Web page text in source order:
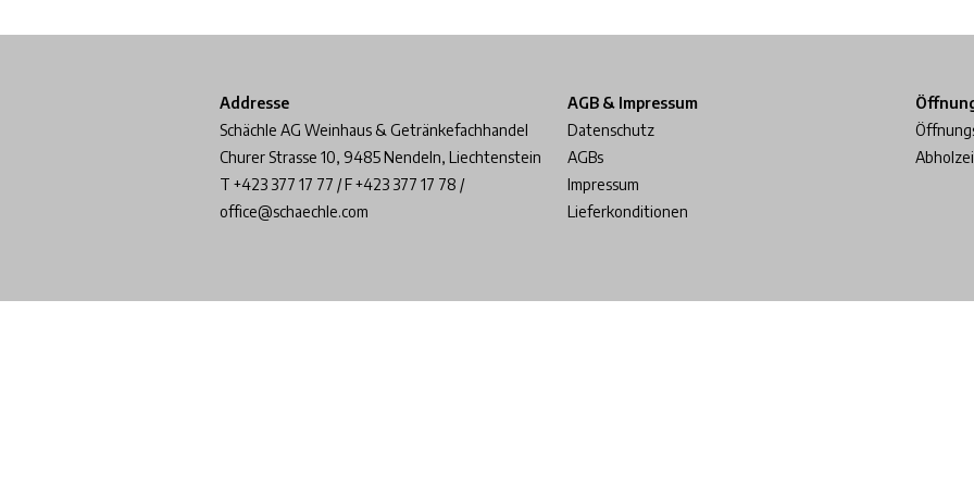
Addresse
Schächle AG Weinhaus & Getränkefachhandel
Churer Strasse 10, 9485 Nendeln, Liechtenstein
T +423 377 17 77 / F +423 377 17 78 /
office@schaechle.com
AGB & Impressum
Datenschutz
AGBs
Impressum
Lieferkonditionen